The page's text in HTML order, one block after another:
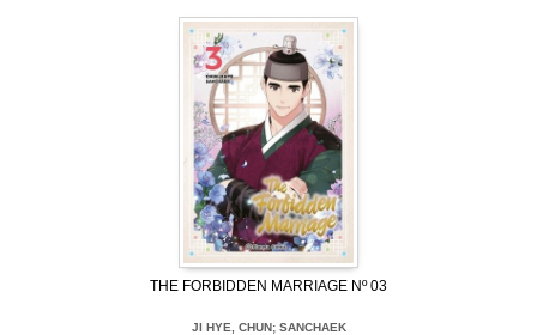
THE FORBIDDEN MARRIAGE Nº 03
JI HYE, CHUN; SANCHAEK